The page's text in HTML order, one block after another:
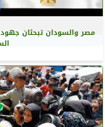
مصر والسودان تبحثان